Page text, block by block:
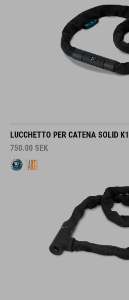
LUCCHETTO PER CATENA SOLID
750.00 SEK